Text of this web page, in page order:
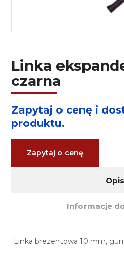
Linka
czarna
Zapytaj o cenę i
produktu.
Zapytaj o cenę
Opis
Informacje
Linka brezentowa 10 mm,